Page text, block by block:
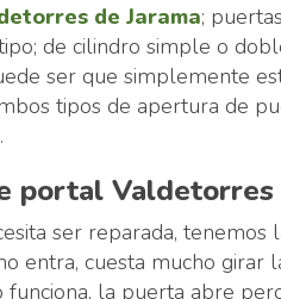
de Jarama;
de cilindro simple o
ser que simplemente
tipos de apertura de
portal Valdetorres
ser reparada, tenemos
entra, cuesta mucho girar
la puerta abre